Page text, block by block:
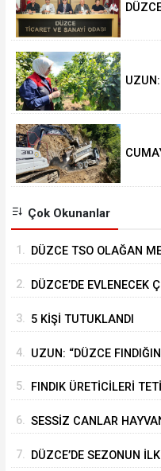
Çok Okunanlar
1. DÜZCE TSO OLAĞAN
2. DÜZCE’DE EVLENECEK
3. 5 KİŞİ TUTUKLANDI
4. UZUN: “DÜZCE
5. FINDIK ÜRETİCİLERİ
6. SESSİZ CANLAR
7. DÜZCE’DE SEZONUN